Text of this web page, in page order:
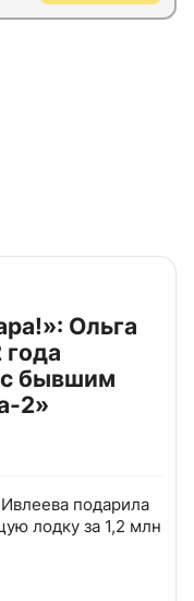
Ольга
года
с бывшим
2»
подарила
лодку за 1,2 млн